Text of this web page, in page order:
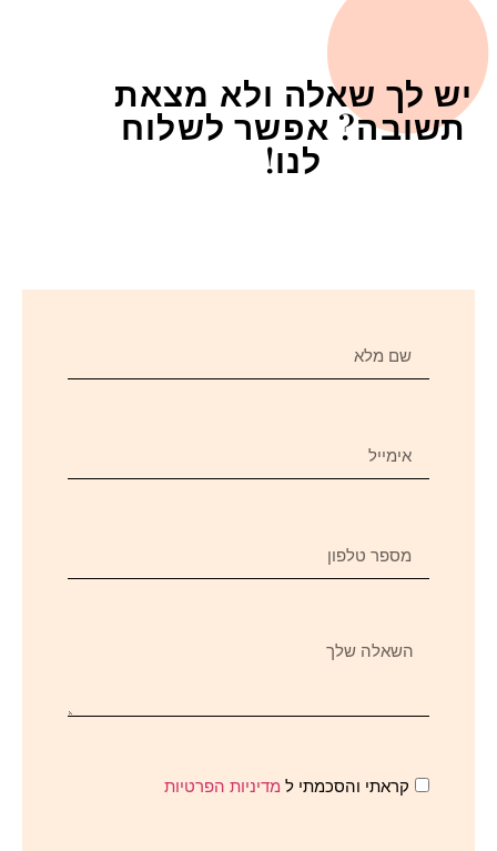
יש לך שאלה ולא מצאת
תשובה? אפשר לשלוח
לנו!
קראתי והסכמתי ל מדיניות הפרטיות